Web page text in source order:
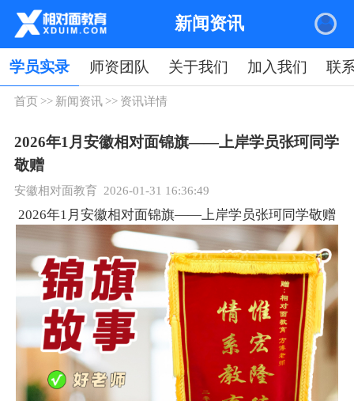
新闻资讯
学员实录 师资团队 关于我们 加入我们 联
首页 >> 新闻资讯 >> 资讯详情
2026年1月安徽相对面锦旗——上岸学员张珂同学
敬赠
安徽相对面教育 2026-01-31 16:36:49
2026年1月安徽相对面锦旗——上岸学员张珂同学敬赠